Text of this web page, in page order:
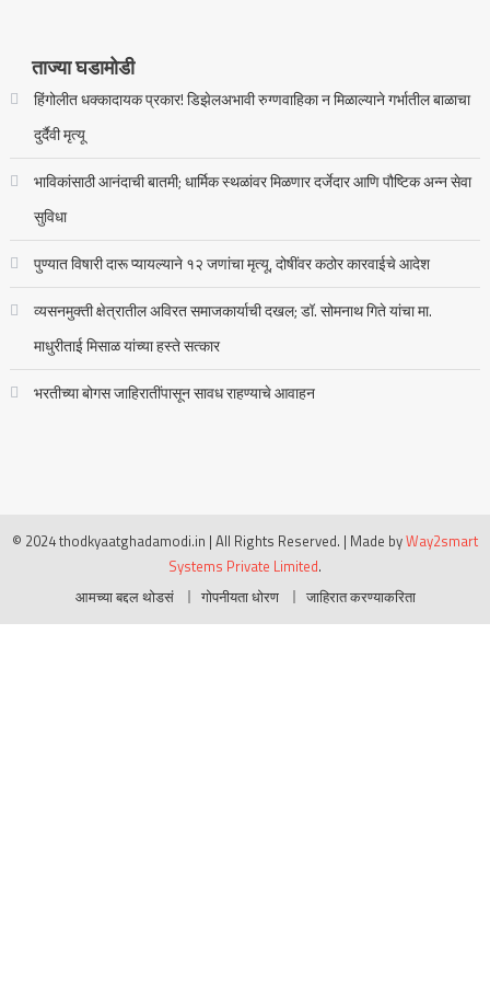
ताज्या घडामोडी
हिंगोलीत धक्कादायक प्रकार! डिझेलअभावी रुग्णवाहिका न मिळाल्याने गर्भातील बाळाचा
दुर्दैवी मृत्यू
भाविकांसाठी आनंदाची बातमी; धार्मिक स्थळांवर मिळणार दर्जेदार आणि पौष्टिक अन्न सेवा
सुविधा
पुण्यात विषारी दारू प्यायल्याने १२ जणांचा मृत्यू, दोषींवर कठोर कारवाईचे आदेश
व्यसनमुक्ती क्षेत्रातील अविरत समाजकार्याची दखल; डॉ. सोमनाथ गिते यांचा मा.
माधुरीताई मिसाळ यांच्या हस्ते सत्कार
भरतीच्या बोगस जाहिरातींपासून सावध राहण्याचे आवाहन
© 2024 thodkyaatghadamodi.in | All Rights Reserved. | Made byWay2smart
Systems Private Limited.
आमच्या बद्दल थोडसं
गोपनीयता धोरण जाहिरात करण्याकरिता